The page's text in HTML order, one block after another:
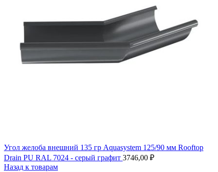
Угол желоба внешний 135 гр Aquasystem 125/90 мм Rooftop
Drain PU RAL 7024 - серый графит 3746,00 ₽
Назад к товарам